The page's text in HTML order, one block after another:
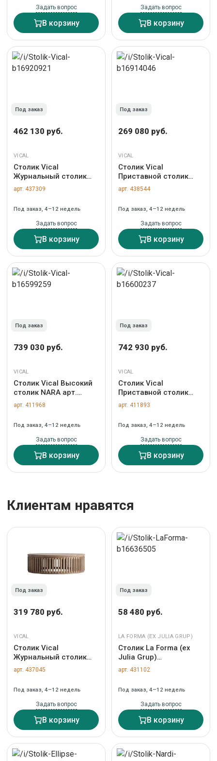
Задать вопрос
В корзину
Задать вопрос
В корзину
Под заказ
462 130 руб.
VICAL
Столик Vical
Журнальный столик
KURTEN 37219 арт.
463479
арт. 437309
Под заказ, 4–12 недель
Задать вопрос
В корзину
Под заказ
269 080 руб.
VICAL
Столик Vical
Приставной столик
JACQUARD арт. 505692
арт. 438544
Под заказ, 4–12 недель
Задать вопрос
В корзину
Под заказ
739 030 руб.
VICAL
Столик Vical Высокий
столик NARA арт.
262544
арт. 411968
Под заказ, 4–12 недель
Задать вопрос
В корзину
Под заказ
742 930 руб.
VICAL
Столик Vical
Приставной столик
NARA арт. 419257
арт. 411893
Под заказ, 4–12 недель
Задать вопрос
В корзину
Клиентам нравятся
Под заказ
319 780 руб.
VICAL
Столик Vical
Журнальный столик
Gabia арт. 448271
арт. 437045
Под заказ, 4–12 недель
Задать вопрос
В корзину
Под заказ
58 480 руб.
LA FORMA (ЕХ JULIA GRUP)
Столик La Forma (ех
Julia Grup)
Журнальный столик
Wilshire из стекла и
Ø30cm арт. 253555
арт. 431102
Под заказ, 4–12 недель
Задать вопрос
В корзину